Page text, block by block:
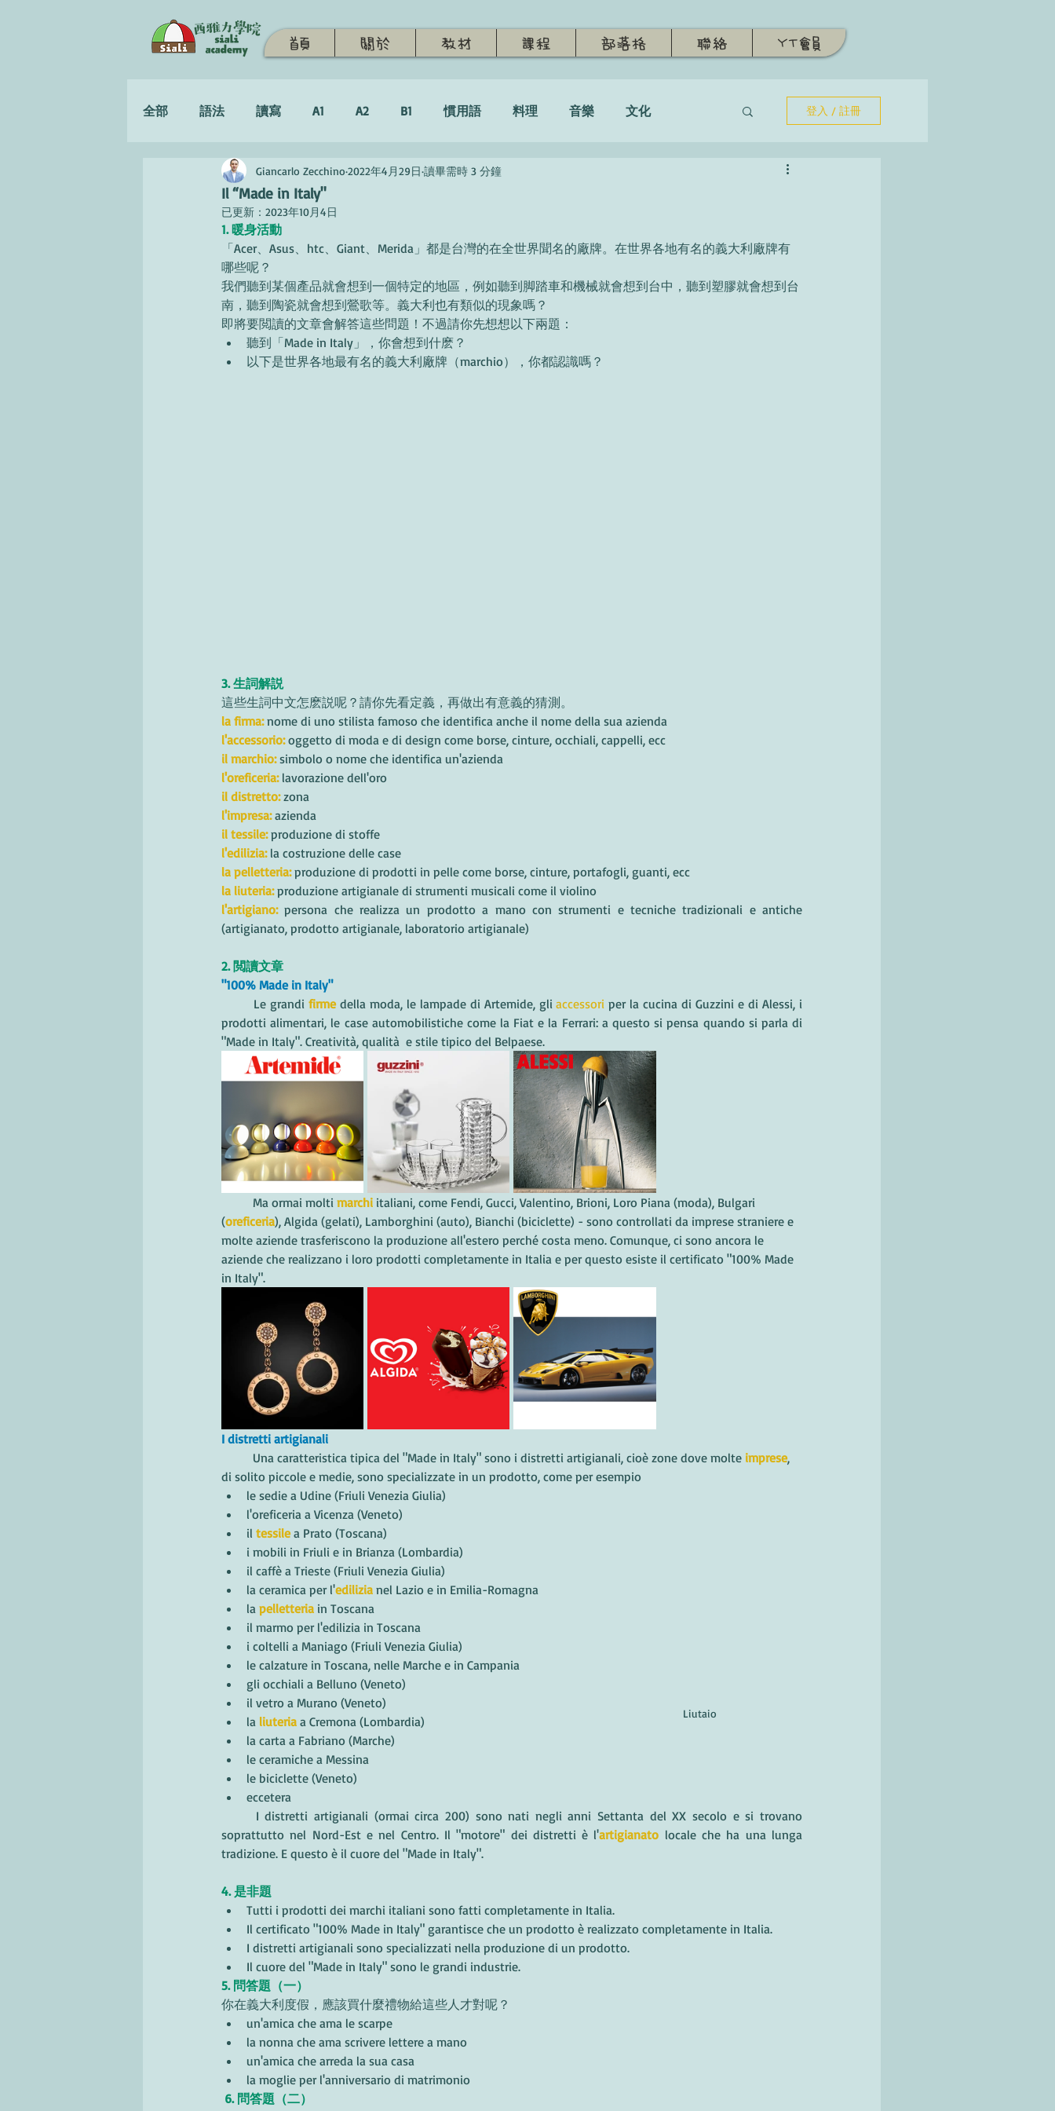
首頁 關於 教材 課程 部落格 聯絡 YT會員
全部 語法 讀寫 A1 A2 B1 慣用語 料理 音樂 文化
學習策略
登入 / 註冊
Il “Made in Italy"
Giancarlo Zecchino 2022年4月29日 讀畢需時 3 分鐘
已更新： 2023年10月4日
1. 暖身活動
「Acer、Asus、htc、Giant、Merida」都是台灣的在全世界聞名的廠牌。在世界各地有名的義大利廠牌有
哪些呢？
我們聽到某個產品就會想到一個特定的地區，例如聽到脚踏車和機械就會想到台中，聽到塑膠就會想到台
南，聽到陶瓷就會想到鶯歌等。義大利也有類似的現象嗎？
即將要閲讀的文章會解答這些問題！不過請你先想想以下兩題：
聽到「Made in Italy」，你會想到什麽？
以下是世界各地最有名的義大利廠牌（marchio），你都認識嗎？
3. 生詞解説
這些生詞中文怎麽説呢？請你先看定義，再做出有意義的猜測。
la firma: nome di uno stilista famoso che identifica anche il nome della sua azienda
l'accessorio: oggetto di moda e di design come borse, cinture, occhiali, cappelli, ecc
il marchio: simbolo o nome che identifica un'azienda
l'oreficeria: lavorazione dell'oro
il distretto: zona
l'impresa: azienda
il tessile: produzione di stoffe
l'edilizia: la costruzione delle case
la pelletteria: produzione di prodotti in pelle come borse, cinture, portafogli, guanti, ecc
la liuteria: produzione artigianale di strumenti musicali come il violino
l'artigiano: persona che realizza un prodotto a mano con strumenti e tecniche tradizionali e antiche
(artigianato, prodotto artigianale, laboratorio artigianale)
2. 閲讀文章
"100% Made in Italy"
	Le grandi
firme della moda, le lampade di Artemide, gli accessori per la cucina di Guzzini e di Alessi, i
prodotti alimentari, le case automobilistiche come la Fiat e la Ferrari: a questo si pensa quando si parla di
"Made in Italy". Creatività, qualità  e stile tipico del Belpaese.
	Ma ormai molti
marchi italiani, come Fendi, Gucci, Valentino, Brioni, Loro Piana (moda), Bulgari
(oreficeria), Algida (gelati), Lamborghini (auto), Bianchi (biciclette) - sono controllati da imprese straniere e
molte aziende trasferiscono la produzione all'estero perché costa meno. Comunque, ci sono ancora le
aziende che realizzano i loro prodotti completamente in Italia e per questo esiste il certificato "100% Made
in Italy".
I distretti artigianali
	Una caratteristica tipica del "Made in Italy" sono i distretti artigianali, cioè zone dove molte
imprese,
di solito piccole e medie, sono specializzate in un prodotto, come per esempio
Liutaio
le sedie a Udine (Friuli Venezia Giulia)
l'oreficeria a Vicenza (Veneto)
il tessile a Prato (Toscana)
i mobili in Friuli e in Brianza (Lombardia)
il caffè a Trieste (Friuli Venezia Giulia)
la ceramica per l'edilizia nel Lazio e in Emilia-Romagna
la pelletteria in Toscana
il marmo per l'edilizia in Toscana
i coltelli a Maniago (Friuli Venezia Giulia)
le calzature in Toscana, nelle Marche e in Campania
gli occhiali a Belluno (Veneto)
il vetro a Murano (Veneto)
la liuteria a Cremona (Lombardia)
la carta a Fabriano (Marche)
le ceramiche a Messina
le biciclette (Veneto)
eccetera
soprattutto nel Nord-Est e nel Centro. Il "motore" dei distretti è l'artigianato locale che ha una lunga
tradizione. E questo è il cuore del "Made in Italy".
4. 是非題
Tutti i prodotti dei marchi italiani sono fatti completamente in Italia.
Il certificato "100% Made in Italy" garantisce che un prodotto è realizzato completamente in Italia.
I distretti artigianali sono specializzati nella produzione di un prodotto.
Il cuore del "Made in Italy" sono le grandi industrie.
5. 問答題（一）
你在義大利度假，應該買什麼禮物給這些人才對呢？
un'amica che ama le scarpe
la nonna che ama scrivere lettere a mano
un'amica che arreda la sua casa
la moglie per l'anniversario di matrimonio
6. 問答題（二）